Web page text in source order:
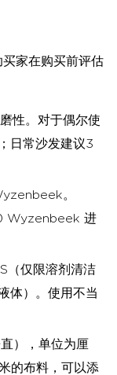
家在购买前评估
性。对于偶尔使
日常沙发建议3
。
Wyzenbeek 进
（仅限溶剂清洁
体）。使用不当
），单位为厘
的布料，可以添